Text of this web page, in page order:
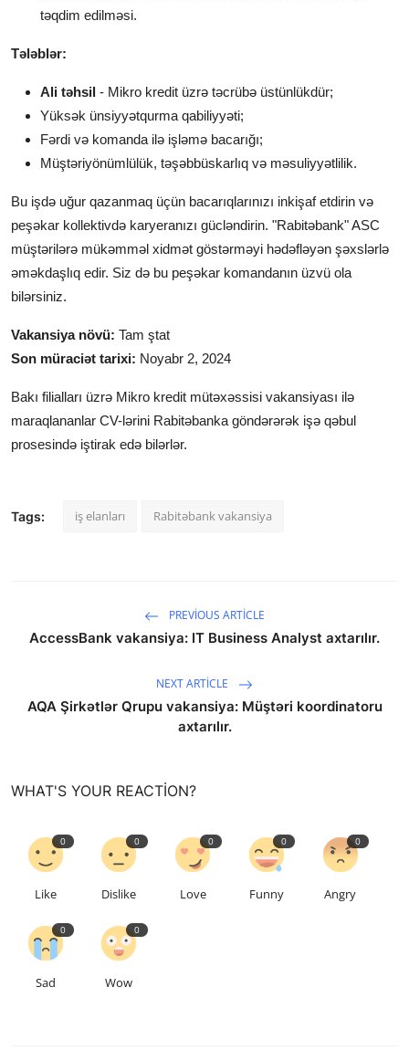
təqdim edilməsi.
Tələblər:
Ali təhsil - Mikro kredit üzrə təcrübə üstünlükdür;
Yüksək ünsiyyətqurma qabiliyyəti;
Fərdi və komanda ilə işləmə bacarığı;
Müştəriyönümlülük, təşəbbüskarlıq və məsuliyyətlilik.
Bu işdə uğur qazanmaq üçün bacarıqlarınızı inkişaf etdirin və
peşəkar kollektivdə karyeranızı gücləndirin. "Rabitəbank" ASC
müştərilərə mükəmməl xidmət göstərməyi hədəfləyən şəxslərlə
əməkdaşlıq edir. Siz də bu peşəkar komandanın üzvü ola
bilərsiniz.
Vakansiya növü: Tam ştat
Son müraciət tarixi: Noyabr 2, 2024
Bakı filialları üzrə Mikro kredit mütəxəssisi vakansiyası ilə
maraqlananlar CV-lərini Rabitəbanka göndərərək işə qəbul
prosesində iştirak edə bilərlər.
Tags: iş elanları Rabitəbank vakansiya
PREVIOUS ARTICLE
AccessBank vakansiya: IT Business Analyst axtarılır.
NEXT ARTICLE
AQA Şirkətlər Qrupu vakansiya: Müştəri koordinatoru
axtarılır.
WHAT'S YOUR REACTION?
0
Like
0
Dislike
0
Love
0
Funny
0
Angry
0
Sad
0
Wow